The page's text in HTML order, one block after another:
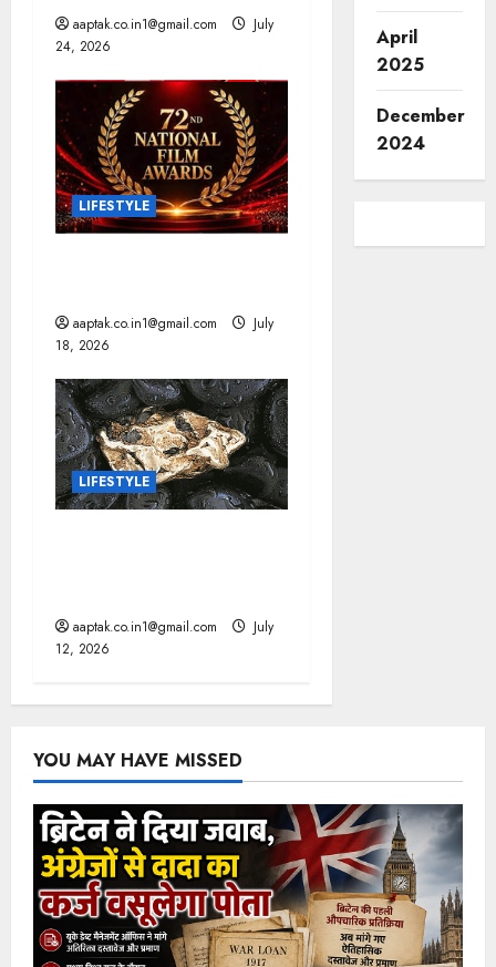
o
n
aaptak.co.in1@gmail.com
July
24, 2026
LIFESTYLE
aaptak.co.in1@gmail.com
July
18, 2026
LIFESTYLE
aaptak.co.in1@gmail.com
July
12, 2026
April
2025
December
2024
YOU MAY HAVE MISSED